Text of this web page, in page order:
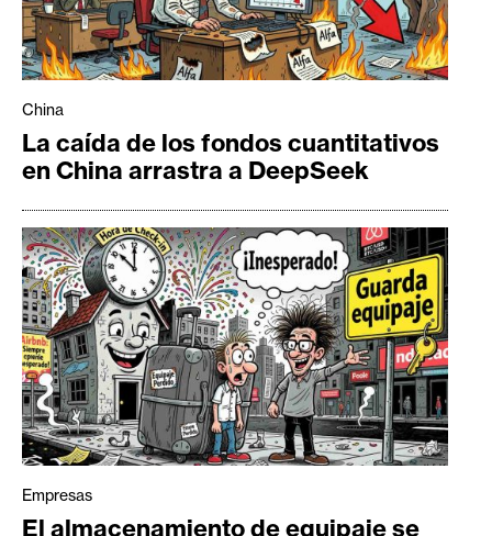
China
La caída de los fondos cuantitativos
en China arrastra a DeepSeek
Empresas
El almacenamiento de equipaje se